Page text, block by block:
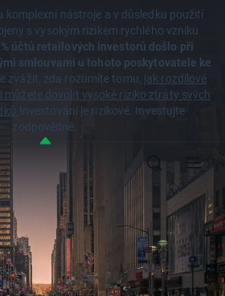
komplexní nástroje a v důsledku použití
s vysokým rizikem rychlého vzniku
% účtů retailových investorů došlo při
smlouvami u tohoto poskytovatele ke
zvážit, zda rozumíte tomu, jak rozdílové
můžete dovolit vysoké riziko ztráty svých
Investování je rizikové. Investujte
zodpovědně.